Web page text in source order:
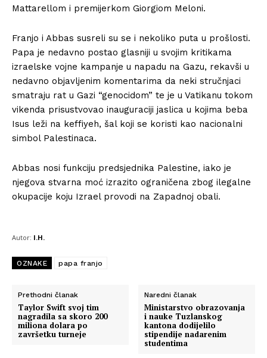
Mattarellom i premijerkom Giorgiom Meloni.
Franjo i Abbas susreli su se i nekoliko puta u prošlosti.
Papa je nedavno postao glasniji u svojim kritikama
izraelske vojne kampanje u napadu na Gazu, rekavši u
nedavno objavljenim komentarima da neki stručnjaci
smatraju rat u Gazi “genocidom” te je u Vatikanu tokom
vikenda prisustvovao inauguraciji jaslica u kojima beba
Isus leži na keffiyeh, šal koji se koristi kao nacionalni
simbol Palestinaca.
Abbas nosi funkciju predsjednika Palestine, iako je
njegova stvarna moć izrazito ograničena zbog ilegalne
okupacije koju Izrael provodi na Zapadnoj obali.
Autor: I.H.
OZNAKE papa franjo
Prethodni članak
Taylor Swift svoj tim
nagradila sa skoro 200
miliona dolara po
završetku turneje
Naredni članak
Ministarstvo obrazovanja
i nauke Tuzlanskog
kantona dodijelilo
stipendije nadarenim
studentima